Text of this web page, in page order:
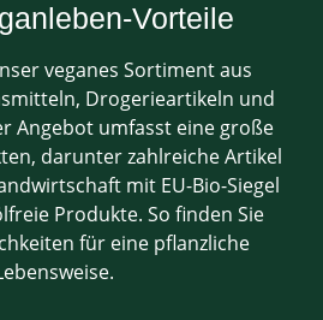
Vorteile
veganes Sortiment aus
Drogerieartikeln und
Angebot umfasst eine große
darunter zahlreiche Artikel
mit EU-Bio-Siegel
Produkte. So finden Sie
für eine pflanzliche